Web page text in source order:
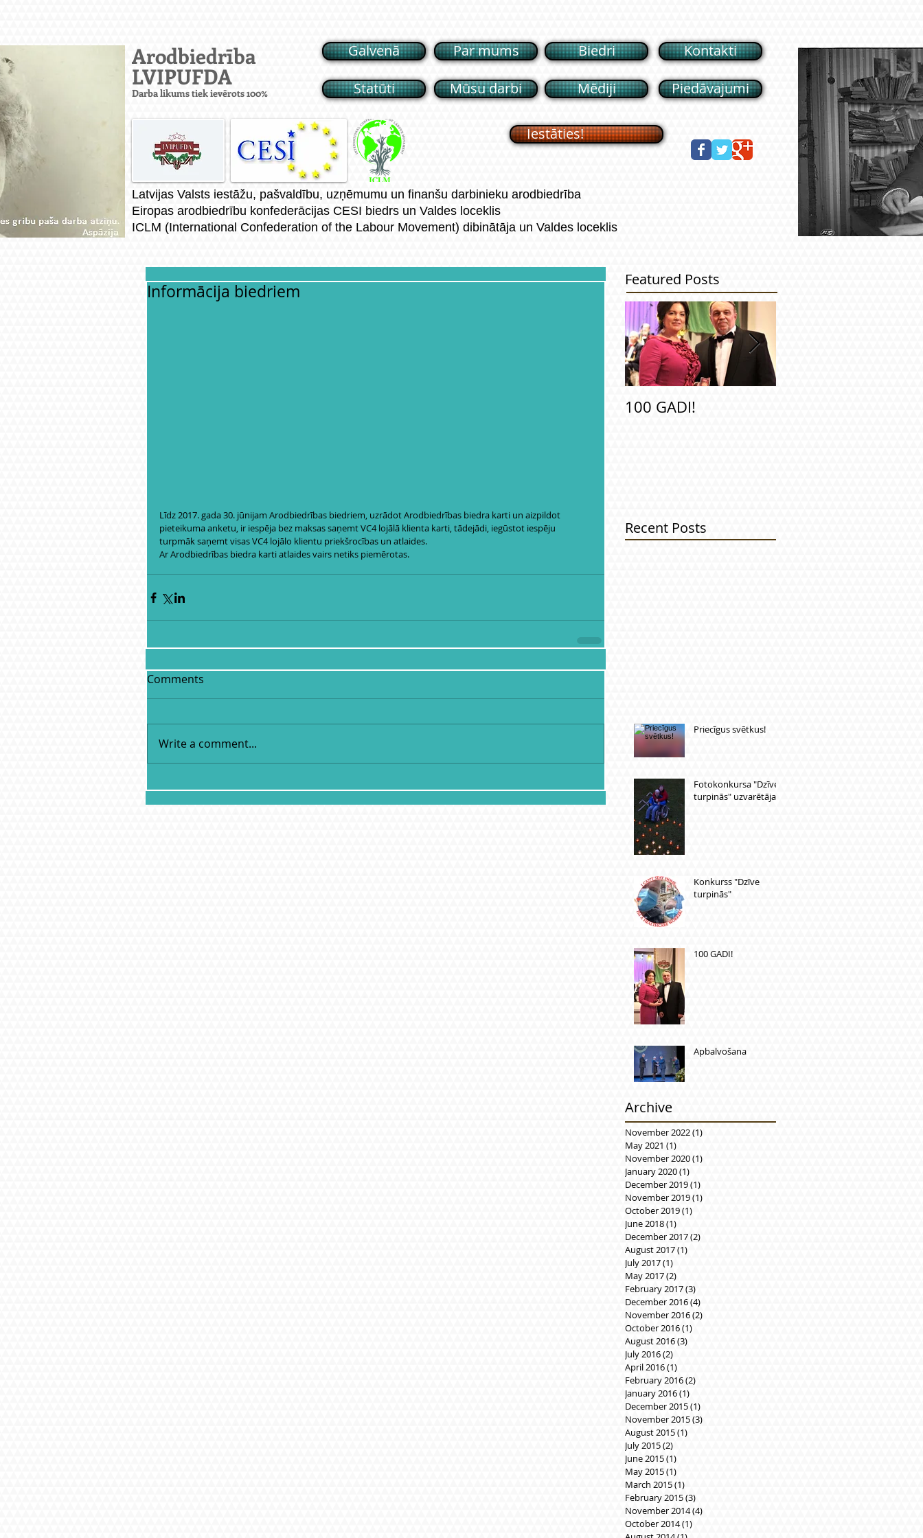
Arodbiedrība
LVIPUFDA
Darba likums tiek ievērots 100%
Galvenā
Statūti
Par mums
Mūsu darbi
Biedri
Mēdiji
Kontakti
Piedāvajumi
Iestāties!
Latvijas Valsts iestāžu, pašvaldību, uzņēmumu un finanšu darbinieku arodbiedrība
Eiropas arodbiedrību konfederācijas CESI biedrs un Valdes loceklis
ICLM (International Confederation of the Labour Movement) dibinātāja un Valdes loceklis
Informācija biedriem
Līdz 2017. gada 30. jūnijam Arodbiedrības biedriem, uzrādot Arodbiedrības biedra karti un aizpildot
pieteikuma anketu, ir iespēja bez maksas saņemt VC4 lojālā klienta karti, tādejādi, iegūstot iespēju
turpmāk saņemt visas VC4 lojālo klientu priekšrocības un atlaides.
Ar Arodbiedrības biedra karti atlaides vairs netiks piemērotas.
Comments
Write a comment...
Featured Posts
100 GADI!
Recent Posts
Priecīgus svētkus!
Fotokonkursa "Dzīve
turpinās" uzvarētāja!
Konkurss "Dzīve
turpinās"
100 GADI!
Apbalvošana
Archive
November 2022(1)
May 2021 (1)
November 2020(1)
January 2020(1)
December 2019(1)
November 2019(1)
October 2019(1)
June 2018(1)
December 2017(2)
August 2017(1)
July 2017(1)
May 2017(2)
February 2017(3)
December 2016(4)
November 2016(2)
October 2016(1)
August 2016(3)
July 2016(2)
April 2016(1)
February 2016(2)
January 2016(1)
December 2015(1)
November 2015(3)
August 2015(1)
July 2015(2)
June 2015(1)
May 2015(1)
March 2015(1)
February 2015(3)
November 2014(4)
October 2014(1)